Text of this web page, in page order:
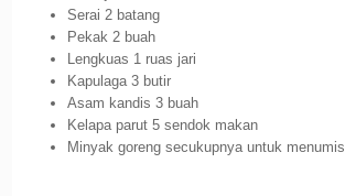
Serai 2 batang
Pekak 2 buah
Lengkuas 1 ruas jari
Kapulaga 3 butir
Asam kandis 3 buah
Kelapa parut 5 sendok makan
Minyak goreng secukupnya untuk menumis